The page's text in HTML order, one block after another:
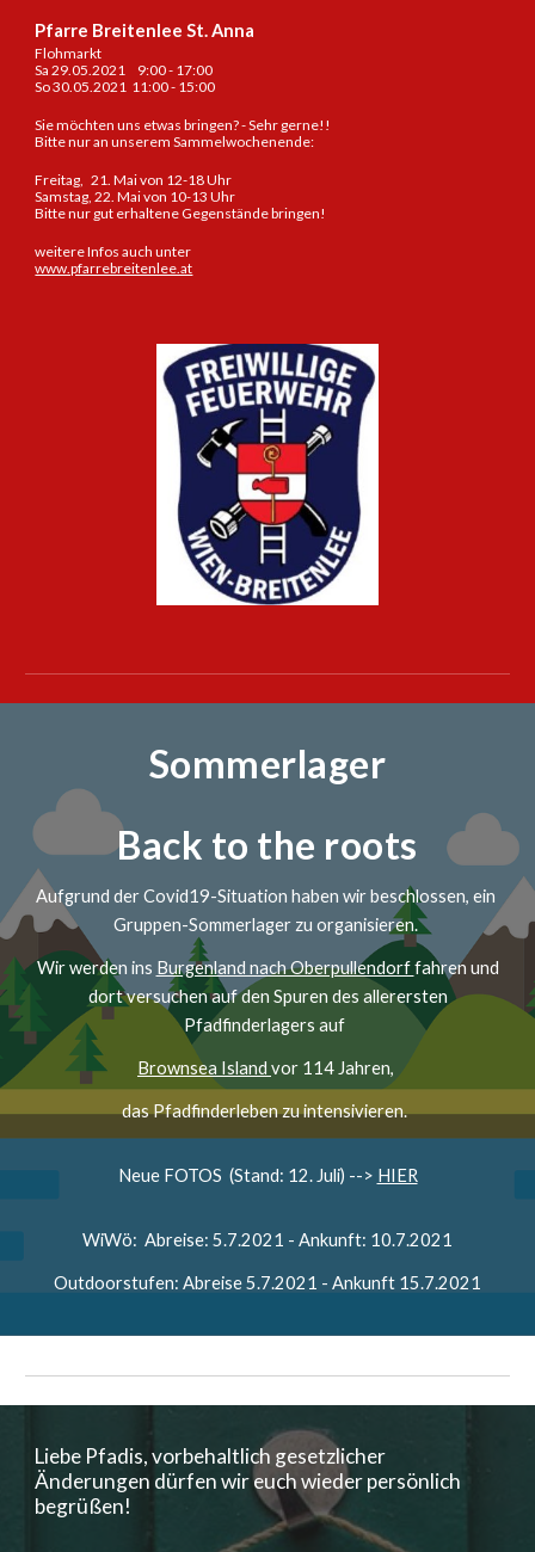
Pfarre Breitenlee St. Anna
Flohmarkt
Sa 29.05.2021 9:00 - 17:00
So 30.05.2021 11:00 - 15:00
Sie möchten uns etwas bringen? - Sehr gerne!!
Bitte nur an unserem Sammelwochenende:
Freitag, 21. Mai von 12-18 Uhr
Samstag, 22. Mai von 10-13 Uhr
Bitte nur gut erhaltene Gegenstände bringen!
weitere Infos auch unter
www.pfarrebreitenlee.at
Sommerlager
Back to the roots
Aufgrund der Covid19-Situation haben wir beschlossen, ein
Gruppen-Sommerlager zu organisieren.
Wir werden ins Burgenland nach Oberpullendorffahren und
dort versuchen auf den Spuren des allerersten
Pfadfinderlagers auf
Brownsea Island vor 114 Jahren,
das Pfadfinderleben zu intensivieren.
Neue FOTOS (Stand: 12. Juli) --> HIER
WiWö: Abreise: 5.7.2021 - Ankunft: 10.7.2021
Outdoorstufen: Abreise 5.7.2021 - Ankunft 15.7.2021
Liebe Pfadis, vorbehaltlich gesetzlicher
Änderungen dürfen wir euch wieder persönlich
begrüßen!